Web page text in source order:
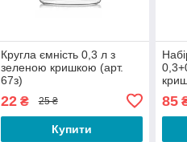
Кругла ємність 0,3 л з
зеленою кришкою (арт.
67з)
22₴ 25 ₴
Купити
85